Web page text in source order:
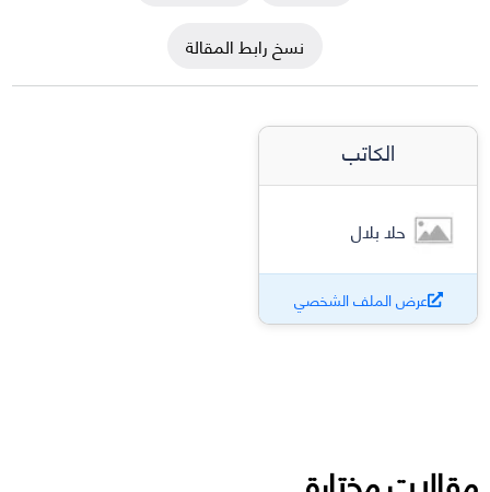
نسخ رابط المقالة
الكاتب
حلا بلال
عرض الملف الشخصي